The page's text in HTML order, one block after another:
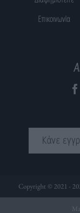
Επικοινωνία
Κάνε
Copyright © 2021 -